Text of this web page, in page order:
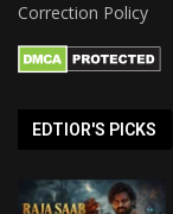
Correction Policy
EDTIOR'S PICKS